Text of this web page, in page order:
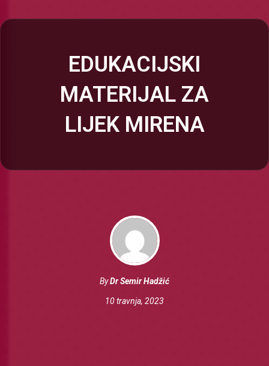
EDUKACIJSKI
MATERIJAL ZA
LIJEK MIRENA
ByDr Semir Hadžić
10 travnja, 2023